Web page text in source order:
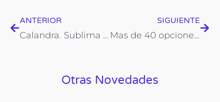
Prev
ANTERIOR
Calandra. Sublima rollos de tela enteros
SIGUIENTE
Mas de 40 opciones en máquinas!
Otras Novedades